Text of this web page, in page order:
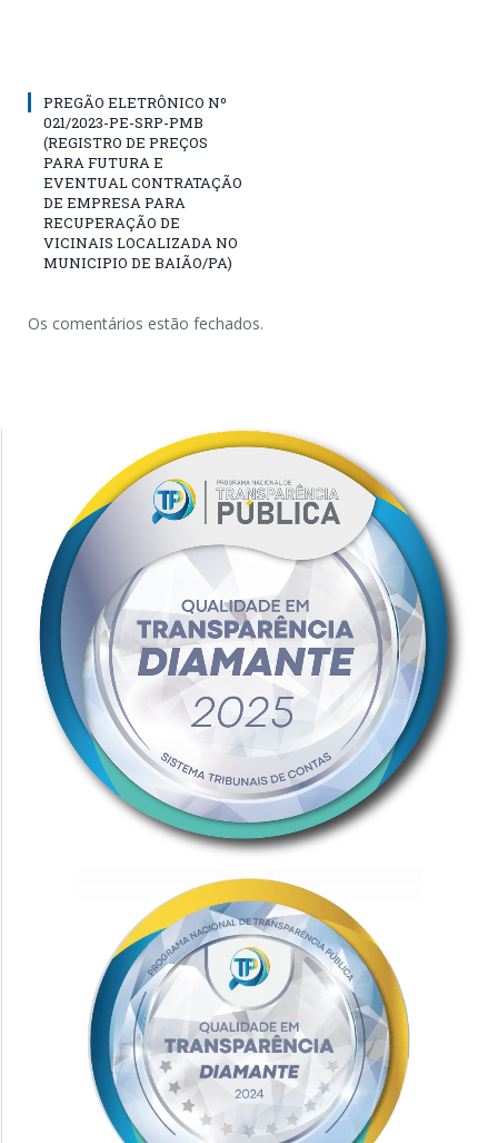
PREGÃO ELETRÔNICO Nº
021/2023-PE-SRP-PMB
(REGISTRO DE PREÇOS
PARA FUTURA E
EVENTUAL CONTRATAÇÃO
DE EMPRESA PARA
RECUPERAÇÃO DE
VICINAIS LOCALIZADA NO
MUNICIPIO DE BAIÃO/PA)
Os comentários estão fechados.